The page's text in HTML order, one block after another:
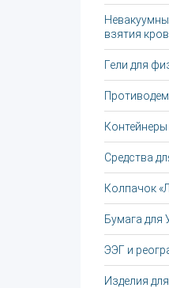
взятия
Гели для
Контейнеры
Средства
Колпачок
Бумага для
ЭЭГ и
Изделия